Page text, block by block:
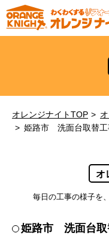
オレンジナイトTOP
姫路市 洗面台取替工
オ
毎日の工事の様子を
姫路市 洗面台取